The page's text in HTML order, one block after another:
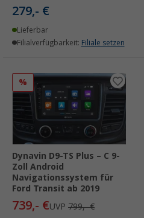
279,- €
Lieferbar
Filialverfügbarkeit: Filiale setzen
%
Dynavin D9-TS Plus – C 9-
Zoll Android
Navigationssystem für
Ford Transit ab 2019
739,- €UVP 799,- €